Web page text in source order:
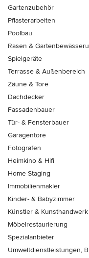
Gartenzubehör
Pflasterarbeiten
Poolbau
Rasen &
Spielgeräte
Terrasse & Außenbereich
Zäune & Tore
Dachdecker
Fassadenbauer
Tür- & Fensterbauer
Garagentore
Fotografen
Heimkino & Hifi
Home Staging
Immobilienmakler
Kinder- & Babyzimmer
Künstler & Kunsthandwerk
Möbelrestaurierung
Spezialanbieter
Umweltdienstleistungen,